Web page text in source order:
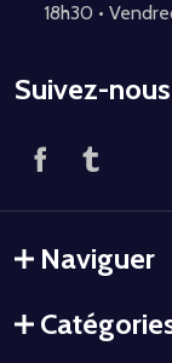
18h30 •
Suivez-nous
Naviguer